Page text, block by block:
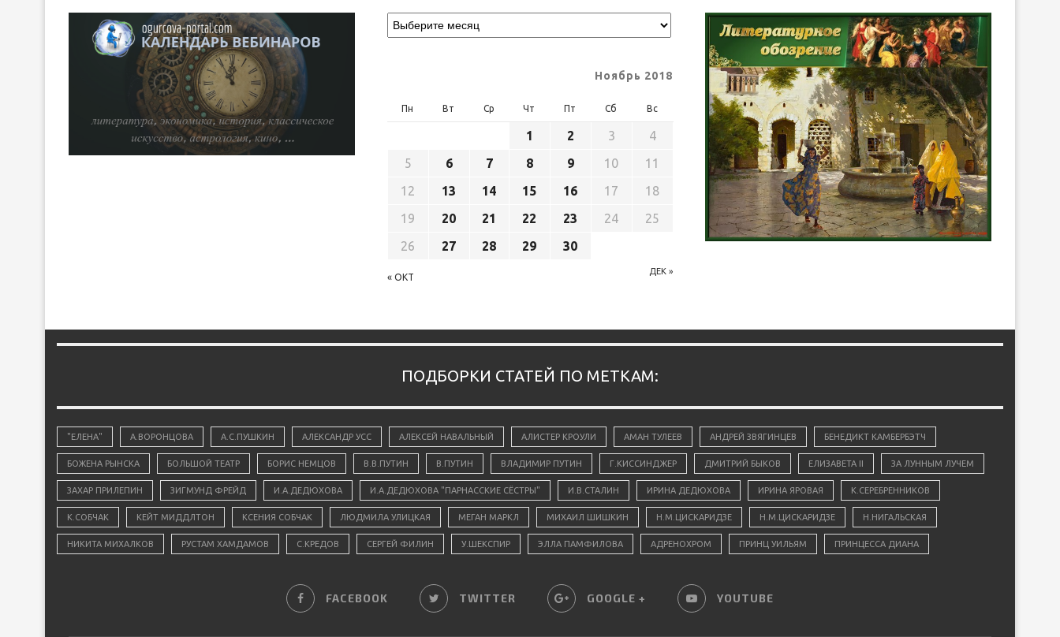
Ноябрь 2018
Пн Вт Ср Чт Пт Сб Вс
« ОКТ
ДЕК »
1 2 3
4
5
6 7 8 9 10
11
12
13 14 15 16 17
18
19
20 21 22 23 24
25
26
27 28 29 30
ПОДБОРКИ СТАТЕЙ ПО МЕТКАМ:
"ЕЛЕНА" А.ВОРОНЦОВА А.С.ПУШКИН АЛЕКСАНДР УСС АЛЕКСЕЙ НАВАЛЬНЫЙ АЛИСТЕР КРОУЛИ АМАН ТУЛЕЕВ АНДРЕЙ ЗВЯГИНЦЕВ БЕНЕДИКТ КАМБЕРБЭТЧ
БОЖЕНА РЫНСКА БОЛЬШОЙ ТЕАТР БОРИС НЕМЦОВ В.В.ПУТИН В.ПУТИН ВЛАДИМИР ПУТИН Г.КИССИНДЖЕР ДМИТРИЙ БЫКОВ ЕЛИЗАВЕТА II ЗА ЛУННЫМ ЛУЧЕМ
ЗАХАР ПРИЛЕПИН ЗИГМУНД ФРЕЙД И.А.ДЕДЮХОВА И.А.ДЕДЮХОВА "ПАРНАССКИЕ СЁСТРЫ" И.В.СТАЛИН ИРИНА ДЕДЮХОВА ИРИНА ЯРОВАЯ К.СЕРЕБРЕННИКОВ
К.СОБЧАК КЕЙТ МИДДЛТОН КСЕНИЯ СОБЧАК ЛЮДМИЛА УЛИЦКАЯ МЕГАН МАРКЛ МИХАИЛ ШИШКИН Н.М.ЦИСКАРИДЗЕ Н.М.ЦИСКАРИДЗЕ Н.НИГАЛЬСКАЯ
НИКИТА МИХАЛКОВ РУСТАМ ХАМДАМОВ С.КРЕДОВ СЕРГЕЙ ФИЛИН У.ШЕКСПИР ЭЛЛА ПАМФИЛОВА АДРЕНОХРОМ ПРИНЦ УИЛЬЯМ ПРИНЦЕССА ДИАНА
FACEBOOK TWITTER GOOGLE + YOUTUBE